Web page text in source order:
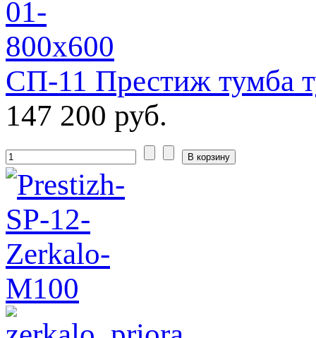
СП-11 Престиж тумба
147 200 руб.